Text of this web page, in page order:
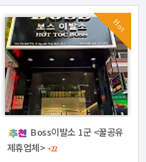
Hot
Boss이발소 1군 <꿀공유
제휴업체> +22